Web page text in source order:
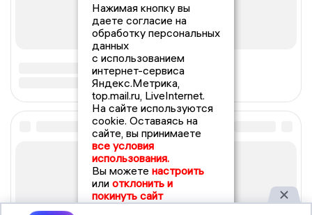
Нажимая кнопку вы
даете согласие на
обработку персональных
данных
с использованием
интернет-сервиса
Яндекс.Метрика,
top.mail.ru, LiveInternet.
На сайте используются
cookie. Оставаясь на
сайте, вы принимаете
все условия
использования.
Вы можете настроить
или отклонить и
покинуть сайт